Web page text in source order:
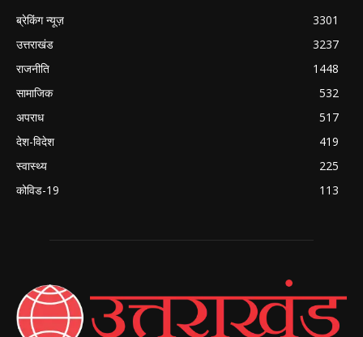
ब्रेकिंग न्यूज़
3301
उत्तराखंड
3237
राजनीति
1448
सामाजिक
532
अपराध
517
देश-विदेश
419
स्वास्थ्य
225
कोविड-19
113